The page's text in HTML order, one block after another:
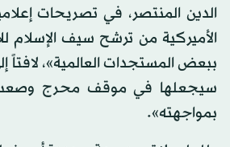
الدين المنتصر، في تصريحات
الأميركية من ترشح سيف الإسلام
ببعض المستجدات العالمية»، لافتاً
سيجعلها في موقف محرج
بمواجهته».